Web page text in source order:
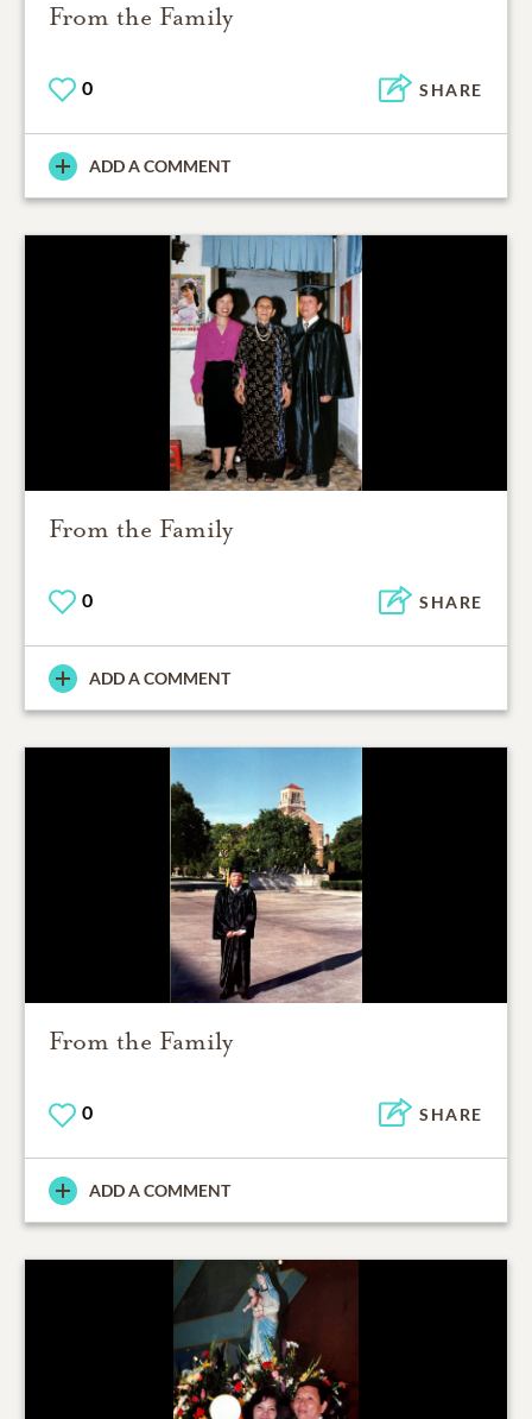
From the Family
0 SHARE
ADD A COMMENT
From the Family
0 SHARE
ADD A COMMENT
From the Family
0 SHARE
ADD A COMMENT